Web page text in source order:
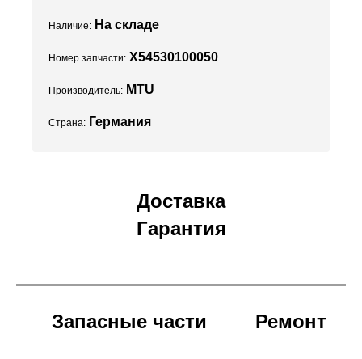
Наличие: На складе
Номер запчасти: X54530100050
Производитель: MTU
Страна: Германия
Доставка
Гарантия
Запасные части Ремонт